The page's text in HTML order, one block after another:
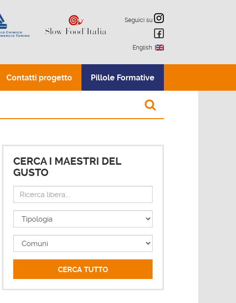
Seguici su
English
Contatti progetto Pillole Formative
CERCA I MAESTRI DEL
GUSTO
Ricerca
libera...
Tipologia
Comuni